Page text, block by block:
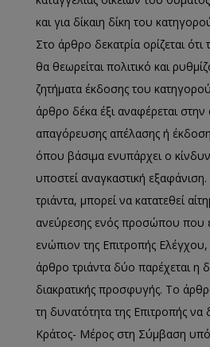
και για δίκαιη δίκη του
Στο άρθρο δεκατρία ορίζεται
θα θεωρείται πολιτικό και
ζητήματα έκδοσης του
άρθρο δέκα έξι αναφέρεται στην
απαγόρευσης απέλασης ή
όπου βάσιμα ενυπάρχει ο
υποστεί αναγκαστική
τριάντα, μπορεί να κατατεθεί
ανεύρεσης ενός προσώπου που
ενώπιον της Επιτροπής
άρθρο τριάντα δύο παρέχεται η
διακρατικής προσφυγής. Το
τη δυνατότητα της Επιτροπής να
Κράτος- Μέρος στη Σύμβαση υπό